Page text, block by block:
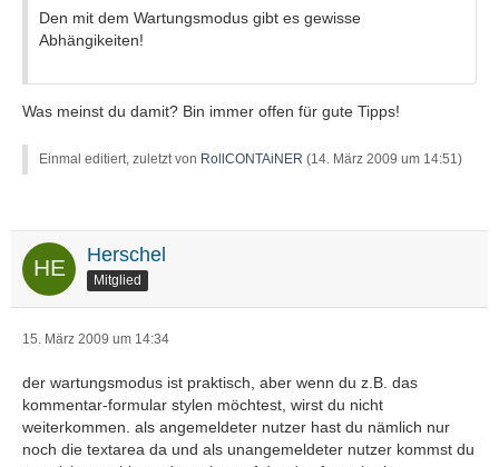
Den mit dem Wartungsmodus gibt es gewisse
Abhängikeiten!
Was meinst du damit? Bin immer offen für gute Tipps!
Einmal editiert, zuletzt von RollCONTAiNER (14. März 2009 um 14:51)
Herschel
Mitglied
15. März 2009 um 14:34
der wartungsmodus ist praktisch, aber wenn du z.B. das
kommentar-formular stylen möchtest, wirst du nicht
weiterkommen. als angemeldeter nutzer hast du nämlich nur
noch die textarea da und als unangemeldeter nutzer kommst du